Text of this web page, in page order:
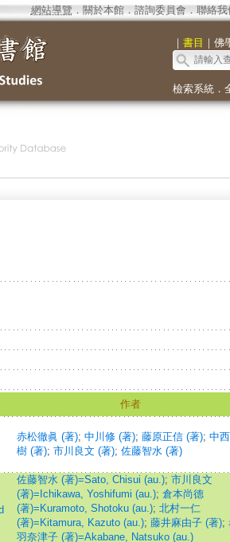
網站導覽 ． 關於本館． 諮詢委員會． 聯絡我
｜ 書目 ｜ 佛
檢索系統．
作者
赤松徹眞 (著); 中川修 (著); 藤原正信 (著); 中
樹 (著); 市川良文 (著); 佐藤智水 (著)
佐藤智水 (著)=Sato, Chisui (au.); 市川良文
(著)=Ichikawa, Yoshifumi (au.); 倉本尚德
(著)=Kuramoto, Shotoku (au.); 北村一仁
(著)=Kitamura, Kazuto (au.); 藤井麻由子 (著);
羽奈津子 (著)=Akabane, Natsuko (au.)